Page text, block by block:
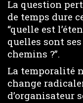
La question
de temps dure
“quelle est
quelles sont
chemins ?”.
La temporalité
change
d’organisateur